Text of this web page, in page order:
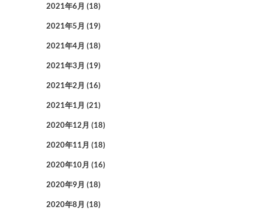
2021年6月 (18)
2021年5月 (19)
2021年4月 (18)
2021年3月 (19)
2021年2月 (16)
2021年1月 (21)
2020年12月 (18)
2020年11月 (18)
2020年10月 (16)
2020年9月 (18)
2020年8月 (18)